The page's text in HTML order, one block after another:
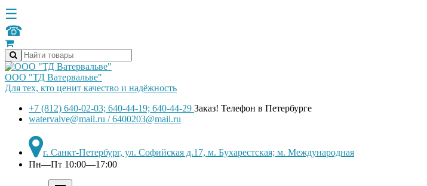
☰
☎
ООО "ТД Ватервальве"
Для тех, кто ценит качество и надёжность
+7 (812) 640-02-03; 640-44-19; 640-44-29 Заказ! Телефон в Петербурге
watervalve@mail.ru / 6400203@mail.ru
г. Санкт-Петербург, ул. Софийская д.17, м. Бухарестская; м. Международная
Пн—Пт 10:00—17:00